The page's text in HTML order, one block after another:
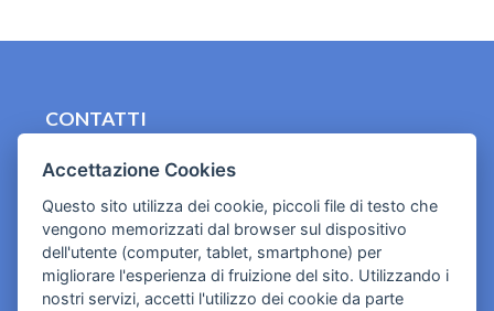
CONTATTI
Cookies e informativa privacy
Accettazione Cookies
Questo sito utilizza dei cookie, piccoli file di testo che
vengono memorizzati dal browser sul dispositivo
dell'utente (computer, tablet, smartphone) per
migliorare l'esperienza di fruizione del sito. Utilizzando i
nostri servizi, accetti l'utilizzo dei cookie da parte